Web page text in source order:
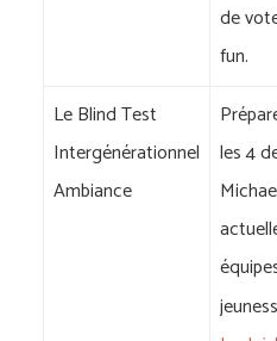
de
fun.
Le Blind Test
Intergénérationnel
Ambiance
les 4